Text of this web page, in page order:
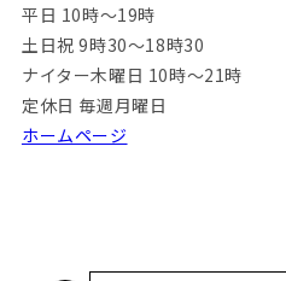
平日 10時～19時
土日祝 9時30～18時30
ナイター木曜日 10時～21時
定休日 毎週月曜日
ホームページ